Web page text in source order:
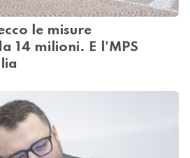
le misure
14 milioni. E l'MPS